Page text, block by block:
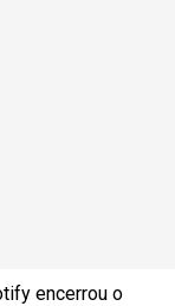
encerrou o